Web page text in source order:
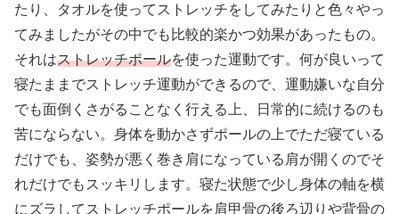
たり、タオルを使ってストレッチをしてみたりと色々やっ
てみましたがその中でも比較的楽かつ効果があったもの。
それはストレッチポールを使った運動です。何が良いって
寝たままでストレッチ運動ができるので、運動嫌いな自分
でも面倒くさがることなく行える上、日常的に続けるのも
苦にならない。身体を動かさずポールの上でただ寝ている
だけでも、姿勢が悪く巻き肩になっている肩が開くのでそ
れだけでもスッキリします。寝た状態で少し身体の軸を横
にズラしてストレッチポールを肩甲骨の後ろ辺りや背骨の